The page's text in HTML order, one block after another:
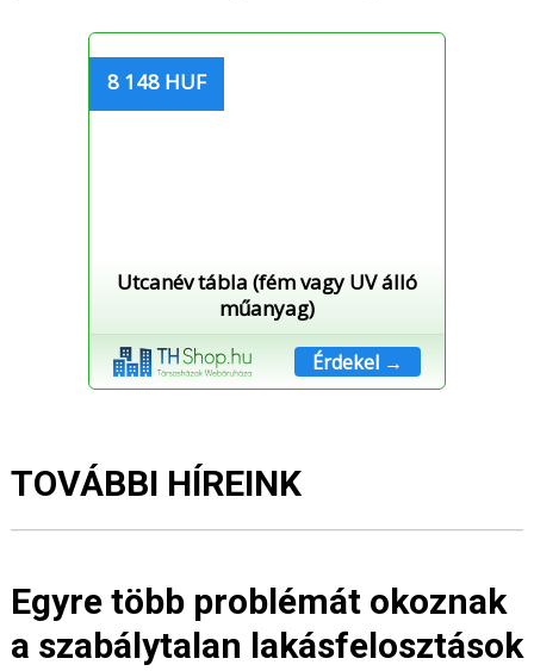
8 148 HUF
Utcanév tábla (fém vagy UV álló
műanyag)
Érdekel →
TOVÁBBI HÍREINK
Egyre több problémát okoznak
a szabálytalan lakásfelosztások